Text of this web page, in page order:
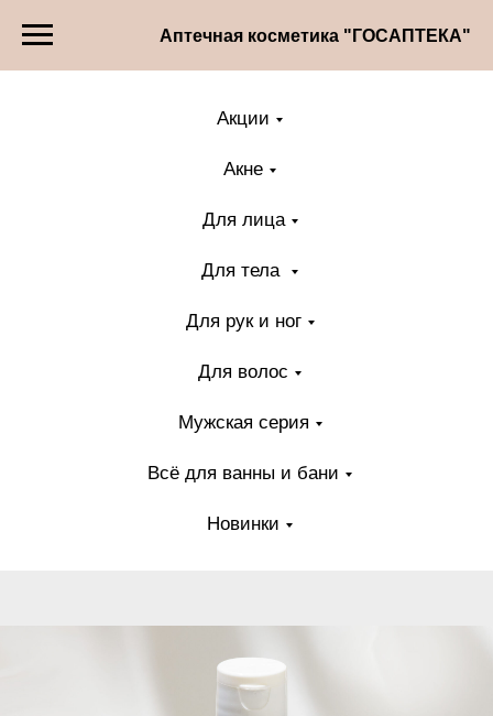
Аптечная косметика "ГОСАПТЕКА"
Акции
Акне
Для лица
Для тела
Для рук и ног
Для волос
Мужская серия
Всё для ванны и бани
Новинки